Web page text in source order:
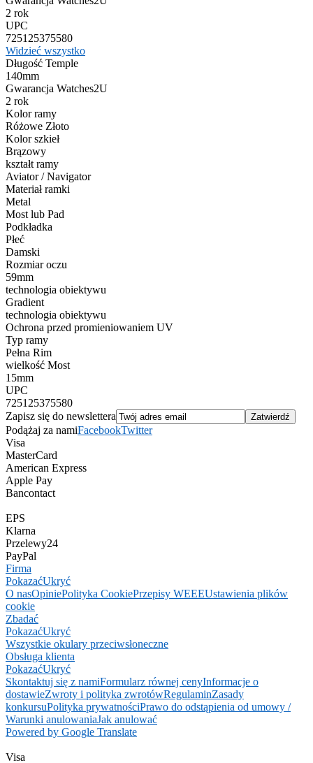
2 rok
UPC
725125375580
Widzieć wszystko
Długość Temple
140mm
Gwarancja Watches2U
2 rok
Kolor ramy
Różowe Złoto
Kolor szkieł
Brązowy
kształt ramy
Aviator / Navigator
Materiał ramki
Metal
Most lub Pad
Podkładka
Płeć
Damski
Rozmiar oczu
59mm
technologia obiektywu
Gradient
technologia obiektywu
Ochrona przed promieniowaniem UV
Typ ramy
Pełna Rim
wielkość Most
15mm
UPC
725125375580
Zapisz się do newslettera
Podążaj za namiFacebookTwitter
Visa
MasterCard
American Express
Apple Pay
Bancontact
EPS
Klarna
Przelewy24
PayPal
Firma
PokazaćUkryć
O nasOpiniePolityka CookiePrzepisy WEEEUstawienia plików
cookie
Zbadać
PokazaćUkryć
Wszystkie okulary przeciwsłoneczne
Obsługa klienta
PokazaćUkryć
Skontaktuj się z namiFormularz równej cenyInformacje o
dostawieZwroty i polityka zwrotówRegulaminZasady
konkursuPolityka prywatnościPrawo do odstąpienia od umowy /
Warunki anulowaniaJak anulować
Powered by Google Translate
Visa